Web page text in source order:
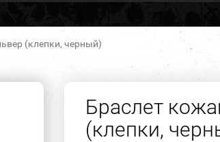
(клепки, черный)
Браслет
(клепки,